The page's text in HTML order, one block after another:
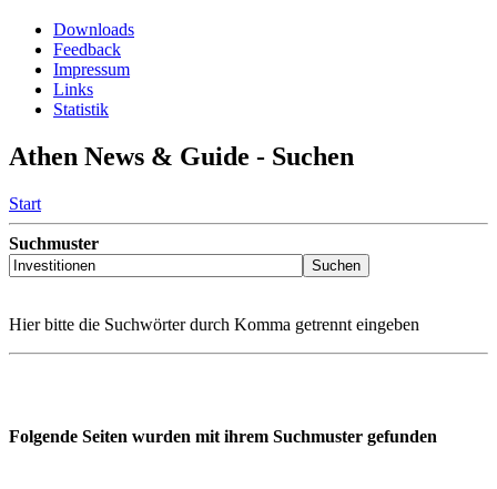
Downloads
Feedback
Impressum
Links
Statistik
Athen News & Guide - Suchen
Start
Suchmuster
Hier bitte die Suchwörter durch Komma getrennt eingeben
Folgende Seiten wurden mit ihrem Suchmuster gefunden